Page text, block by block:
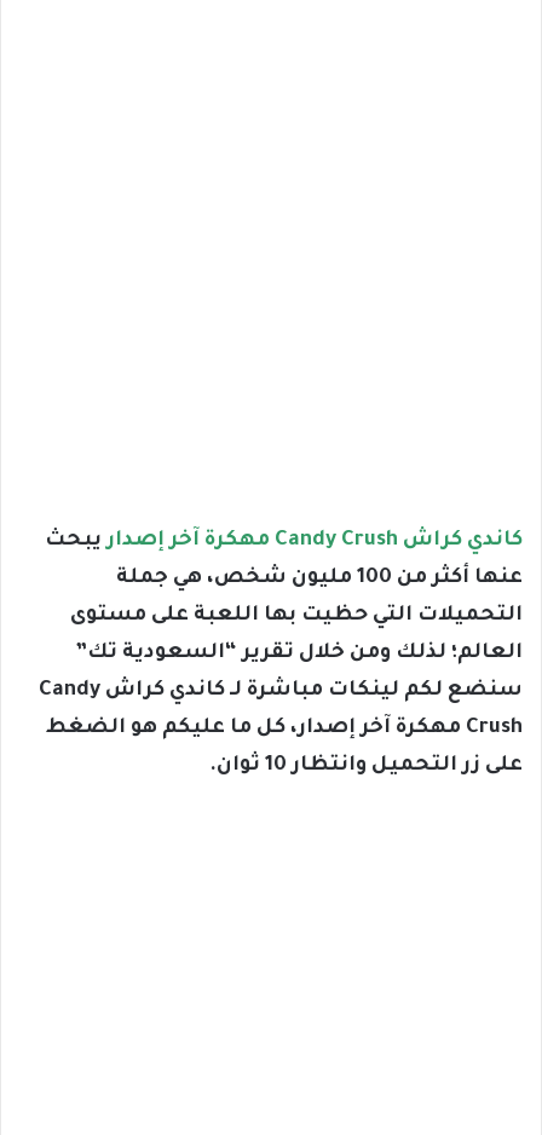
كاندي كراش Candy Crush مهكرة آخر إصدار
يبحث
عنها أكثر من 100 مليون شخص، هي جملة
التحميلات التي حظيت بها اللعبة على مستوى
العالم؛ لذلك ومن خلال تقرير “السعودية تك”
سنضع لكم لينكات مباشرة لـ كاندي كراش Candy
Crush مهكرة آخر إصدار، كل ما عليكم هو الضغط
على زر التحميل وانتظار 10 ثوان.